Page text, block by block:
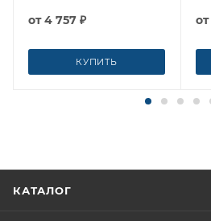
от4 757 ₽
КУПИТЬ
от
КАТАЛОГ